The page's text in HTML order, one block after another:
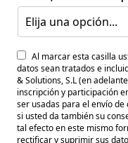
Elija una opción...
Al marcar esta casilla
datos sean tratados e
& Solutions, S.L (en
inscripción y participación
ser usadas para el envío
si usted da también su
tal efecto en este mismo
rectificar y suprimir sus